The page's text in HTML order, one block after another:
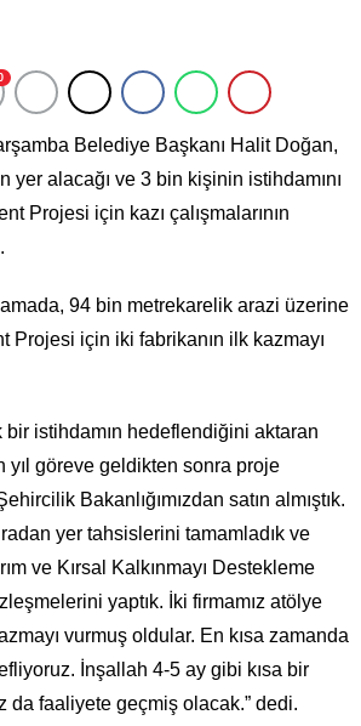
Belediye Başkanı Halit Doğan,
yer alacağı ve 3 bin kişinin istihdamını
Projesi için kazı çalışmalarının
94 bin metrekarelik arazi üzerine
Projesi için iki fabrikanın ilk kazmayı
istihdamın hedeflendiğini aktaran
yıl göreve geldikten sonra proje
Bakanlığımızdan satın almıştık.
yer tahsislerini tamamladık ve
ve Kırsal Kalkınmayı Destekleme
yaptık. İki firmamız atölye
vurmuş oldular. En kısa zamanda
İnşallah 4-5 ay gibi kısa bir
da faaliyete geçmiş olacak.” dedi.